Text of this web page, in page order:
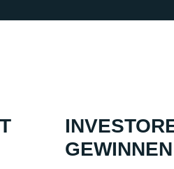
GEWINNEN